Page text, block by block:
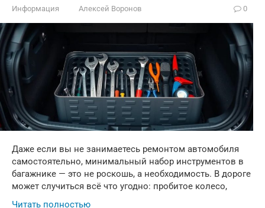
Информация Алексей Воронов 0
Даже если вы не занимаетесь ремонтом автомобиля
самостоятельно, минимальный набор инструментов в
багажнике — это не роскошь, а необходимость. В дороге
может случиться всё что угодно: пробитое колесо,
Читать полностью